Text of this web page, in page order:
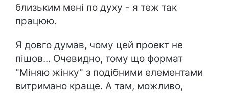
близьким мені по духу - я теж так
працюю.
Я довго думав, чому цей проект не
пішов... Очевидно, тому що формат
"Міняю жінку" з подібними елементами
витримано краще. А там, можливо,